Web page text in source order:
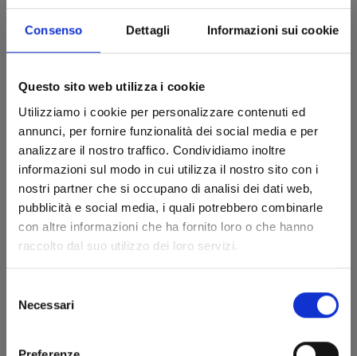
Consenso Dettagli Informazioni sui cookie
Questo sito web utilizza i cookie
Utilizziamo i cookie per personalizzare contenuti ed
annunci, per fornire funzionalità dei social media e per
analizzare il nostro traffico. Condividiamo inoltre
informazioni sul modo in cui utilizza il nostro sito con i
nostri partner che si occupano di analisi dei dati web,
pubblicità e social media, i quali potrebbero combinarle
con altre informazioni che ha fornito loro o che hanno
raccolto dal suo utilizzo dei loro servizi.
delNecessari
MAGICAL GIRL RISUKA n. 5
16/04/2024
€ 6,50